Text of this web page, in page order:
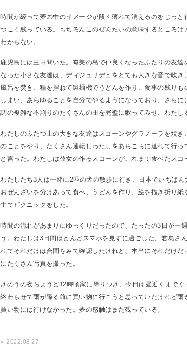
時間が経って夢の中のイメージが段々薄れて消えるのをじっと
つこく残っている。もちろんこのぜんたいの意味するところは
わからない。
鹿児島には三日間いた。奄美の島で仲良くなったふたりの友達
なった小さな友達は、ディジュリデュをとても大きな音で吹
風呂を焚き、種を捏ねて製麺機でうどんを作り、食事の残り
しまい、あらゆることを自分でやるようになっており、さら
調の複雑な不割りのたくさんの曲を完璧に歌ってみせ、わたし
わたしのふたつ上の大きな友達はスコーンやグラノーラを焼き
のことをやり、たくさん運転しわたしをあちこちに連れて行っ
と言った。わたしは彼女の作るスコーンがこれまで食べたスコ
わたしたち3人は一緒に2匹の犬の散歩に行き、日本でいちば
おぜんざいを分けあって食べ、うどんを作り、絵を描き折り
生でピクニックをした。
時間の流れがあまりにゆっくりだったので、たったの3日が一
う。わたしは3日間ほとんどスマホを見ずに過ごした。君島さ
れてそれだけは合間をみて確認したけれど、本当にそれだけだ
にたくさん写真を撮った。
きのうの夜ちょうど12時頃家に帰りつき、今日は昼近くまで
終わらせて雨が降る前に買い物に行こうと思っていたけれど雨
買い物には行けなかった。夢の感触はまだ残っている。
«2022.08.27